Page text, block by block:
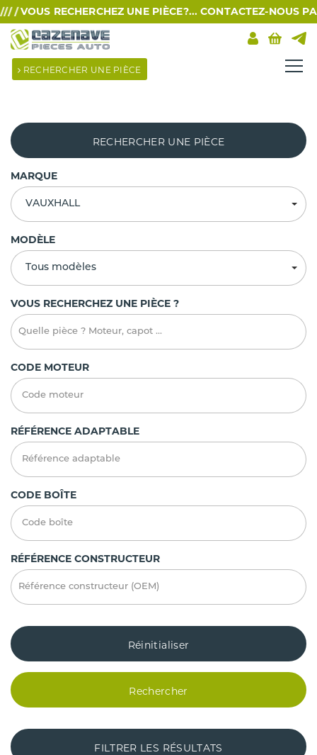
/ VOUS RECHERCHEZ UNE PIÈCE?... CONTACTEZ-NOUS
RECHERCHER UNE PIÈCE
RECHERCHER UNE PIÈCE
MARQUE
VAUXHALL
MODÈLE
Tous modèles
VOUS RECHERCHEZ UNE PIÈCE ?
CODE MOTEUR
RÉFÉRENCE ADAPTABLE
CODE BOÎTE
RÉFÉRENCE CONSTRUCTEUR
Réinitialiser
Rechercher
FILTRER LES RÉSULTATS